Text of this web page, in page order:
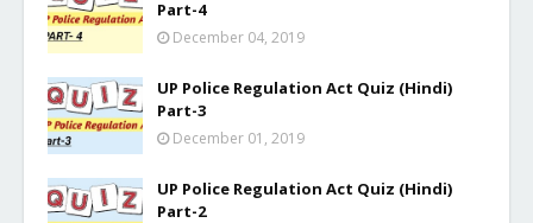
Part-4
December 04, 2019
UP Police Regulation Act Quiz (Hindi)
Part-3
December 01, 2019
UP Police Regulation Act Quiz (Hindi)
Part-2